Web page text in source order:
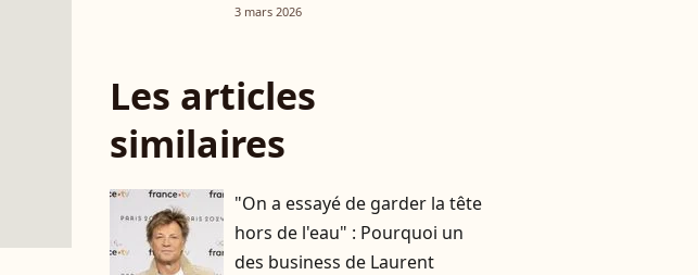
3 mars 2026
Les articles
similaires
"On a essayé de garder la tête
hors de l'eau" : Pourquoi un
des business de Laurent